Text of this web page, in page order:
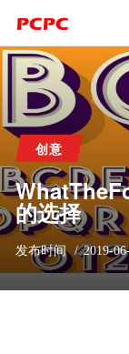
创意
的选择
发布时间 2019-